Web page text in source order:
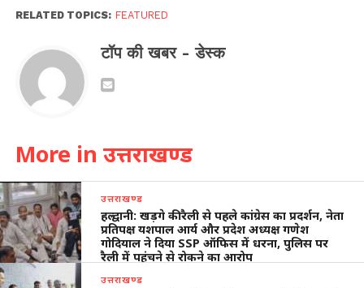
RELATED TOPICS: FEATURED
टॉप की खबर - डेस्क
More in उत्तराखण्ड
उत्तराखण्ड
हल्द्वानी: खड़गे की रैली से पहले कांग्रेस का प्रदर्शन, नेता
प्रतिपक्ष यशपाल आर्य और प्रदेश अध्यक्ष गणेश
गोदियाल ने दिया SSP ऑफिस में धरना, पुलिस पर
रैली में पहुंचने से रोकने का आरोप
उत्तराखण्ड